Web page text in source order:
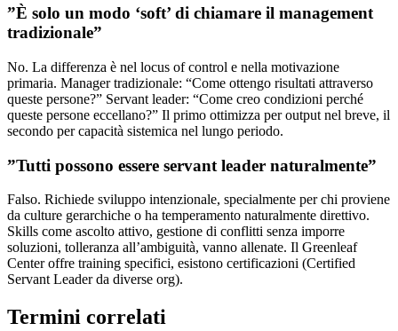
”È solo un modo ‘soft’ di chiamare il management
tradizionale”
No. La differenza è nel locus of control e nella motivazione
primaria. Manager tradizionale: “Come ottengo risultati attraverso
queste persone?” Servant leader: “Come creo condizioni perché
queste persone eccellano?” Il primo ottimizza per output nel breve, il
secondo per capacità sistemica nel lungo periodo.
”Tutti possono essere servant leader naturalmente”
Falso. Richiede sviluppo intenzionale, specialmente per chi proviene
da culture gerarchiche o ha temperamento naturalmente direttivo.
Skills come ascolto attivo, gestione di conflitti senza imporre
soluzioni, tolleranza all’ambiguità, vanno allenate. Il Greenleaf
Center offre training specifici, esistono certificazioni (Certified
Servant Leader da diverse org).
Termini correlati